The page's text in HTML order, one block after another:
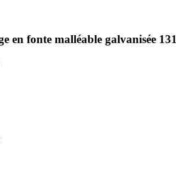
en fonte malléable galvanisée 131